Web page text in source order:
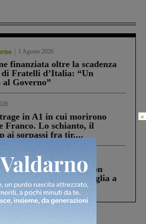
1 Agosto 2026
finanziata oltre la scadenza
Fratelli d’Italia: “Un
Governo”
in A1 in cui morirono
Franco. Lo schianto, il
ai sorpassi fra tir....
struttura di Castiglion
che aveva ucciso la figlia a
×